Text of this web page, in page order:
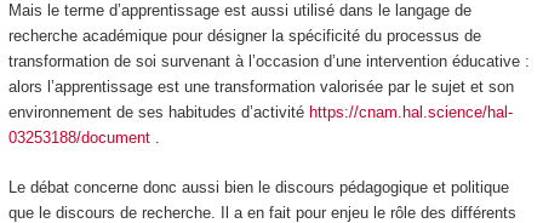
Mais le terme d’apprentissage est aussi utilisé dans le langage de
recherche académique pour désigner la spécificité du processus de
transformation de soi survenant à l’occasion d’une intervention éducative :
alors l’apprentissage est une transformation valorisée par le sujet et son
environnement de ses habitudes d’activité https://cnam.hal.science/hal-
03253188/document.
Le débat concerne donc aussi bien le discours pédagogique et politique
que le discours de recherche. Il a en fait pour enjeu le rôle des différents